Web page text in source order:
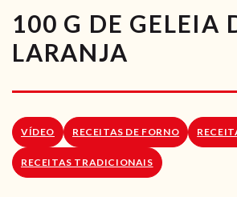
VÍDEOS
LOJA ONLINE
100 G DE GELEIA
LARANJA
VÍDEO RECEITAS DE FORNO
RECEITAS TRADICIONAIS